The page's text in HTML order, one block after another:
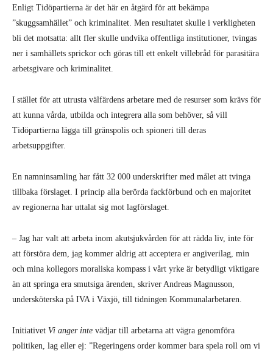
Enligt Tidöpartierna är det här en åtgärd för att bekämpa
”skuggsamhället” och kriminalitet. Men resultatet skulle i verkligheten
bli det motsatta: allt fler skulle undvika offentliga institutioner, tvingas
ner i samhällets sprickor och göras till ett enkelt villebråd för parasitära
arbetsgivare och kriminalitet.
I stället för att utrusta välfärdens arbetare med de resurser som krävs för
att kunna vårda, utbilda och integrera alla som behöver, så vill
Tidöpartierna lägga till gränspolis och spioneri till deras
arbetsuppgifter.
En namninsamling har fått 32 000 underskrifter med målet att tvinga
tillbaka förslaget. I princip alla berörda fackförbund och en majoritet
av regionerna har uttalat sig mot lagförslaget.
– Jag har valt att arbeta inom akutsjukvården för att rädda liv, inte för
att förstöra dem, jag kommer aldrig att acceptera er angiverilag, min
och mina kollegors moraliska kompass i vårt yrke är betydligt viktigare
än att springa era smutsiga ärenden, skriver Andreas Magnusson,
undersköterska på IVA i Växjö, till tidningen Kommunalarbetaren.
Initiativet Vi anger inte vädjar till arbetarna att vägra genomföra
politiken, lag eller ej: ”Regeringens order kommer bara spela roll om vi